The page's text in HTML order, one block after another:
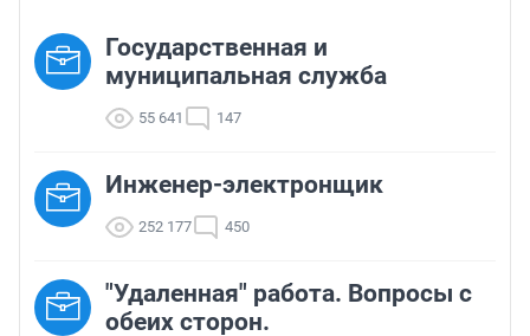
Государственная и
муниципальная служба
55 641 147
Инженер-электронщик
252 177 450
"Удаленная" работа. Вопросы с
обеих сторон.